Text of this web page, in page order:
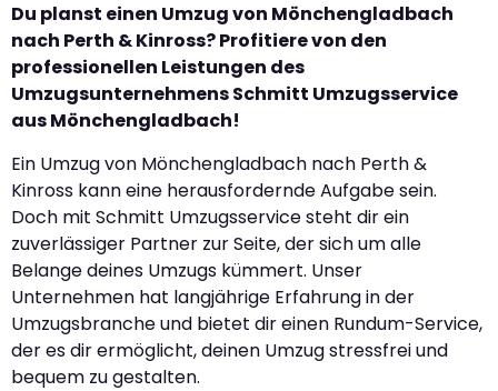
Du planst einen Umzug von Mönchengladbach
nach Perth & Kinross? Profitiere von den
professionellen Leistungen des
Umzugsunternehmens Schmitt Umzugsservice
aus Mönchengladbach!
Ein Umzug von Mönchengladbach nach Perth &
Kinross kann eine herausfordernde Aufgabe sein.
Doch mit Schmitt Umzugsservice steht dir ein
zuverlässiger Partner zur Seite, der sich um alle
Belange deines Umzugs kümmert. Unser
Unternehmen hat langjährige Erfahrung in der
Umzugsbranche und bietet dir einen Rundum-Service,
der es dir ermöglicht, deinen Umzug stressfrei und
bequem zu gestalten.